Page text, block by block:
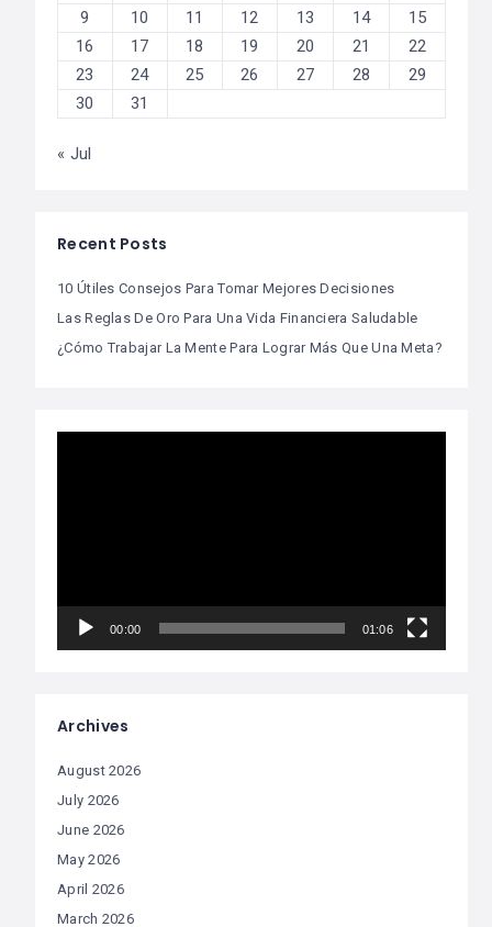
9
10 11 12 13 14
15
16
17 18 19 20 21
22
23
24 25 26 27 28
29
30
31
« Jul
Recent Posts
10 Útiles Consejos Para Tomar Mejores Decisiones
Las Reglas De Oro Para Una Vida Financiera Saludable
¿Cómo Trabajar La Mente Para Lograr Más Que Una Meta?
00:00 01:06
Archives
August 2026
July 2026
June 2026
May 2026
April 2026
March 2026